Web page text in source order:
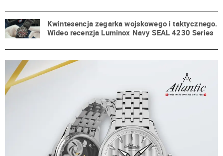
Kwintesencja zegarka wojskowego i taktycznego.
Wideo recenzja Luminox Navy SEAL 4230 Series